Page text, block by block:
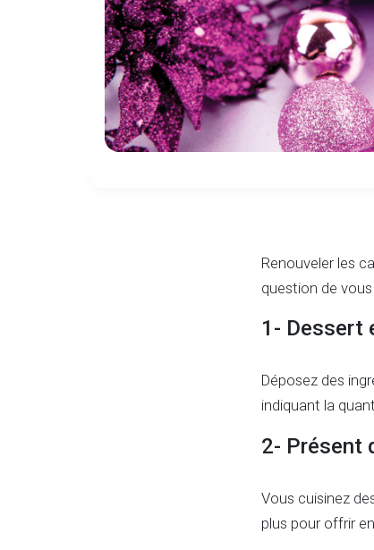
Renouveler les
question de vous
1- Dessert
Déposez des
indiquant la
2- Présent
Vous cuisinez
plus pour offrir